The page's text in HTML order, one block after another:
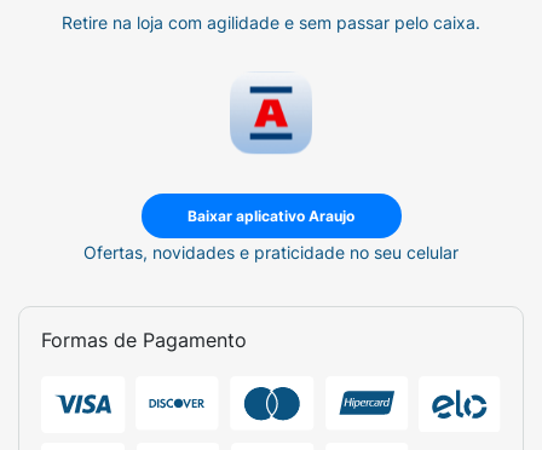
Retire na loja com agilidade e sem passar pelo caixa.
Baixar aplicativo Araujo
Ofertas, novidades e praticidade no seu celular
Formas de Pagamento